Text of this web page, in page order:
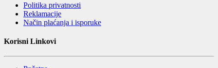
Politika privatnosti
Reklamacije
Način plaćanja i isporuke
Korisni Linkovi